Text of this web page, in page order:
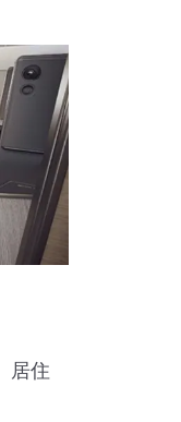
居住